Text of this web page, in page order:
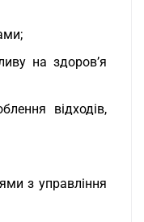
на здоров’я
відходів,
з управління